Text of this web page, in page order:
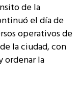
de la
el día de
operativos de
la ciudad, con
ordenar la